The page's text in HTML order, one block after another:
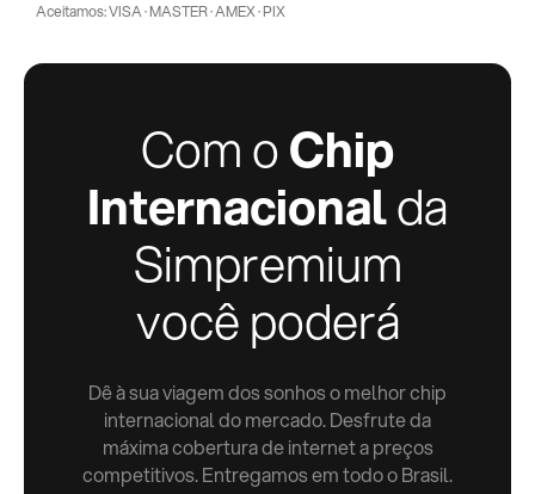
Aceitamos: VISA · MASTER · AMEX · PIX
Com oChip
Internacionalda
Simpremium
você poderá
Dê à sua viagem dos sonhos o melhor chip
internacional do mercado. Desfrute da
máxima cobertura de internet a preços
competitivos. Entregamos em todo o Brasil.